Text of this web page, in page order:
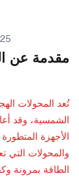
مقدمة عن
تُعد المحولات
الشمسية، وقد
الأجهزة
والمحولات التي
الطاقة بمرونة